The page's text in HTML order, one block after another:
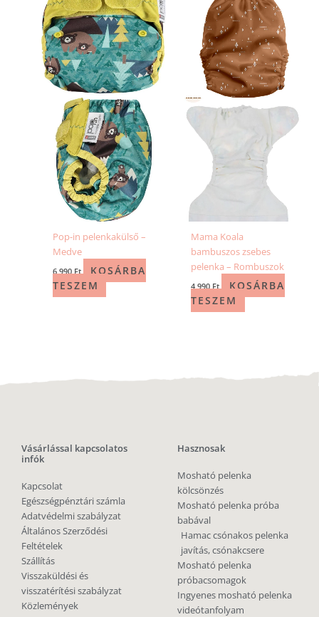
Pop-in pelenkakülső –
Medve
6 990Ft
KOSÁRBA
TESZEM
Mama Koala
bambuszos zsebes
pelenka – Rombuszok
4 990Ft
KOSÁRBA
TESZEM
Vásárlással kapcsolatos
infók
Kapcsolat
Egészségpénztári számla
Adatvédelmi szabályzat
Általános Szerződési
Feltételek
Szállítás
Visszaküldési és
visszatérítési szabályzat
Közlemények
Hasznosak
Mosható pelenka
kölcsönzés
Mosható pelenka próba
babával
Hamac csónakos pelenka
javítás, csónakcsere
Mosható pelenka
próbacsomagok
Ingyenes mosható pelenka
videótanfolyam